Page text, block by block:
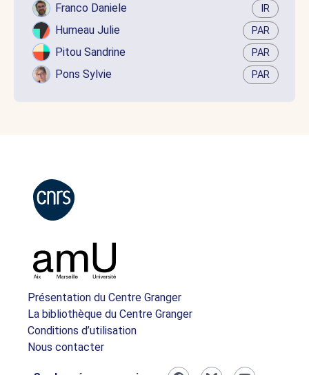
Franco Daniele IR
Humeau Julie PAR
Pitou Sandrine PAR
Pons Sylvie PAR
Présentation du Centre Granger
La bibliothèque du Centre Granger
Conditions d’utilisation
Nous contacter